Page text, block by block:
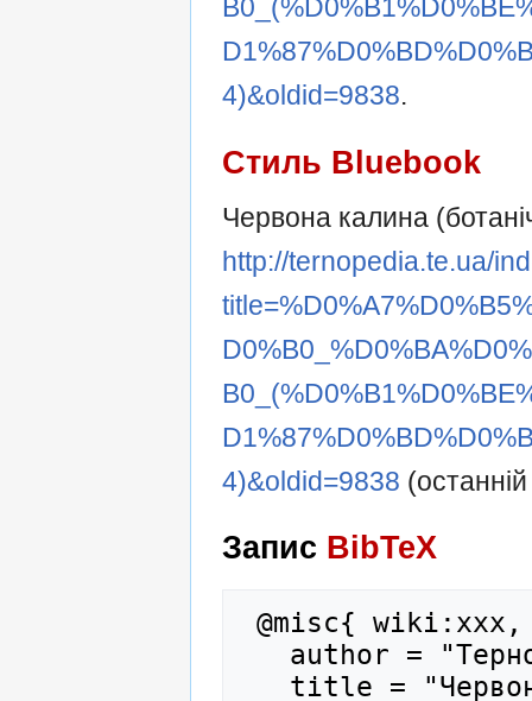
4)&oldid=9838.
Стиль Bluebook
Червона калина
http://ternopedia.te.ua/
4)&oldid=9838
Запис BibTeX